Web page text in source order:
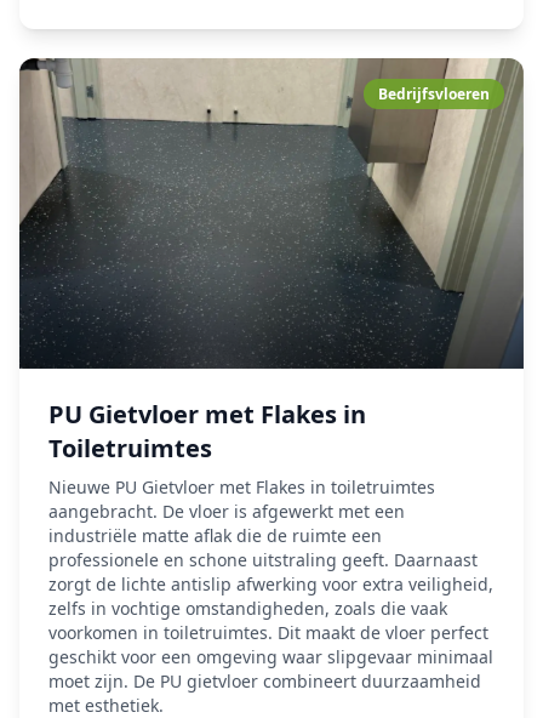
Bedrijfsvloeren
PU Gietvloer met Flakes in
Toiletruimtes
Nieuwe PU Gietvloer met Flakes in toiletruimtes
aangebracht. De vloer is afgewerkt met een
industriële matte aflak die de ruimte een
professionele en schone uitstraling geeft. Daarnaast
zorgt de lichte antislip afwerking voor extra veiligheid,
zelfs in vochtige omstandigheden, zoals die vaak
voorkomen in toiletruimtes. Dit maakt de vloer perfect
geschikt voor een omgeving waar slipgevaar minimaal
moet zijn. De PU gietvloer combineert duurzaamheid
met esthetiek.